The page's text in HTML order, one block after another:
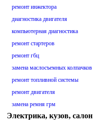
ремонт инжектора
диагностика двигателя
компьютерная диагностика
ремонт стартеров
ремонт гбц
замена маслосъемных колпачков
ремонт топливной системы
ремонт двигателя
замена ремня грм
Электрика, кузов, салон